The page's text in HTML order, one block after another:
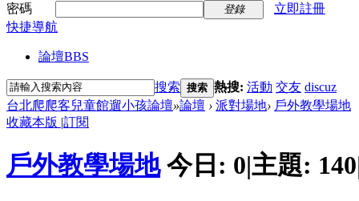
密碼
登錄
立即註冊
快捷導航
論壇BBS
搜索 搜索 熱搜: 活動 交友 discuz
台北爬爬客兒童館遛小孩論壇»論壇 › 派對場地› 戶外教學場地
收藏本版 |訂閱
戶外教學場地 今日: 0|主題: 140